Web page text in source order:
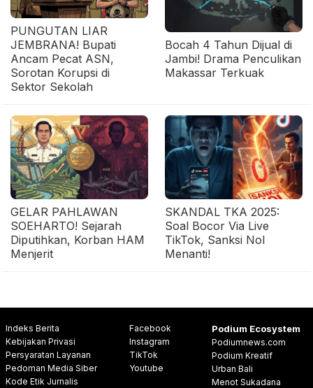
PUNGUTAN LIAR
JEMBRANA! Bupati
Ancam Pecat ASN,
Sorotan Korupsi di
Sektor Sekolah
Bocah 4 Tahun Dijual di
Jambi! Drama Penculikan
Makassar Terkuak
GELAR PAHLAWAN
SOEHARTO! Sejarah
Diputihkan, Korban HAM
Menjerit
SKANDAL TKA 2025:
Soal Bocor Via Live
TikTok, Sanksi Nol
Menanti!
Indeks Berita
Kebijakan Privasi
Persyaratan Layanan
Pedoman Media Siber
Kode Etik Jurnalis
Facebook
Instagram
TikTok
Youtube
Podium Ecosystem
Podiumnews.com
Podium Kreatif
Urban Bali
Menot Sukadana